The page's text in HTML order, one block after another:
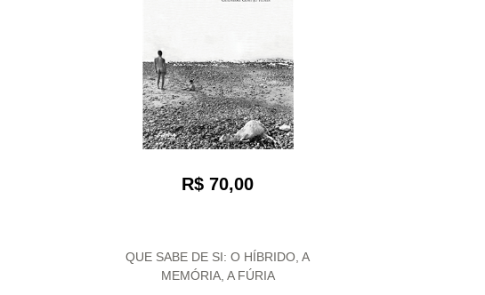
R$ 70,00
QUE SABE DE SI: O HÍBRIDO, A
MEMÓRIA, A FÚRIA